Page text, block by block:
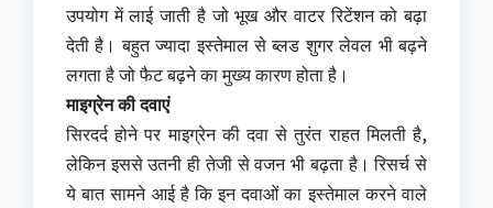
उपयोग में लाई जाती है जो भूख और वाटर रिटेंशन को बढ़ा
देती है। बहुत ज्यादा इस्तेमाल से ब्लड शुगर लेवल भी बढ़ने
लगता है जो फैट बढ़ने का मुख्य कारण होता है।
माइग्रेन की दवाएं
सिरदर्द होने पर माइग्रेन की दवा से तुरंत राहत मिलती है,
लेकिन इससे उतनी ही तेजी से वजन भी बढ़ता है। रिसर्च से
ये बात सामने आई है कि इन दवाओं का इस्तेमाल करने वाले